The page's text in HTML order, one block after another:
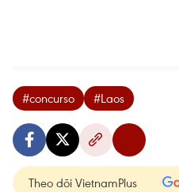
#concurso #Laos
Theo dõi VietnamPlus